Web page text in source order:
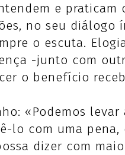
e
no seu diálogo
o escuta.
-junto com
o benefício
«Podemos
lo com uma pena,
dizer com